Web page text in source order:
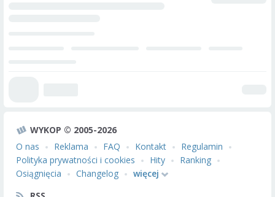
WYKOP © 2005-2026
O nas
Reklama FAQ Kontakt
Regulamin
Polityka prywatności i cookies
Hity
Ranking
Osiągnięcia
Changelog
więcej